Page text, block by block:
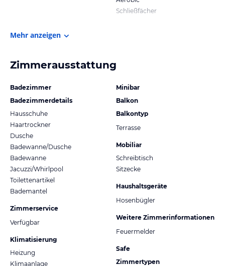
Schließfächer
Mehr anzeigen
Zimmerausstattung
Badezimmer
Badezimmerdetails
Hausschuhe
Haartrockner
Dusche
Badewanne/Dusche
Badewanne
Jacuzzi/Whirlpool
Toilettenartikel
Bademantel
Zimmerservice
Verfügbar
Klimatisierung
Heizung
Klimaanlage
Minibar
Balkon
Balkontyp
Terrasse
Mobiliar
Schreibtisch
Sitzecke
Haushaltsgeräte
Hosenbügler
Weitere Zimmerinformationen
Feuermelder
Safe
Zimmertypen